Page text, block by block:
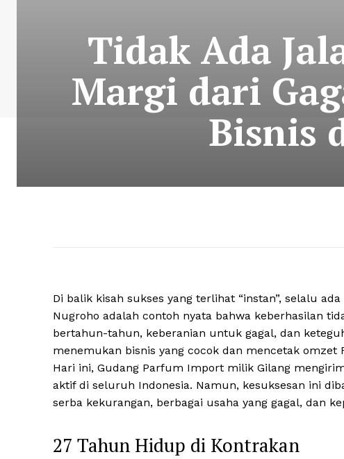
Tidak Ada
Margi dari
Bisnis
Di balik kisah sukses yang terlihat “instan”, selalu
Nugroho adalah contoh nyata bahwa keberhasilan
bertahun-tahun, keberanian untuk gagal, dan
menemukan bisnis yang cocok dan mencetak omzet
Hari ini, Gudang Parfum Import milik Gilang
aktif di seluruh Indonesia. Namun, kesuksesan ini
serba kekurangan, berbagai usaha yang gagal, dan
27 Tahun Hidup di Kontrakan